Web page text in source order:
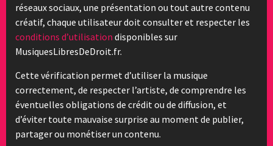
réseaux sociaux, une présentation ou tout autre contenu
créatif, chaque utilisateur doit consulter et respecter les
conditions d’utilisation disponibles sur
MusiquesLibresDeDroit.fr.
Cette vérification permet d’utiliser la musique
correctement, de respecter l’artiste, de comprendre les
éventuelles obligations de crédit ou de diffusion, et
d’éviter toute mauvaise surprise au moment de publier,
partager ou monétiser un contenu.